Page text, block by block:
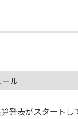
ル
発表がスタート